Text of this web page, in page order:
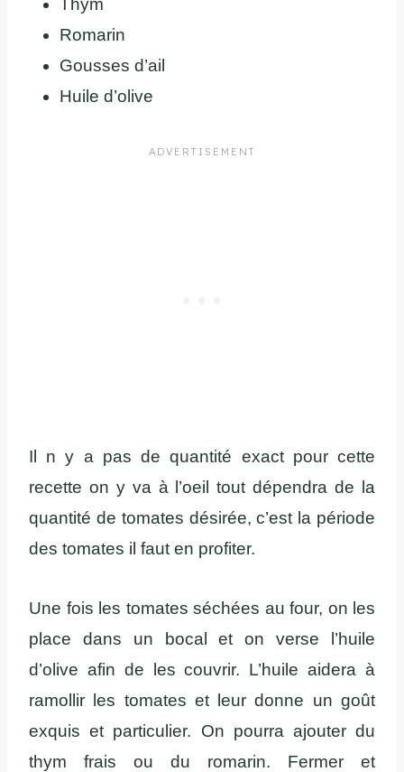
Thym
Romarin
Gousses d’ail
Huile d’olive
Il n y a pas de quantité exact pour cette
recette on y va à l’oeil tout dépendra de la
quantité de tomates désirée, c’est la période
des tomates il faut en profiter.
Une fois les tomates séchées au four, on les
place dans un bocal et on verse l’huile
d’olive afin de les couvrir. L’huile aidera à
ramollir les tomates et leur donne un goût
exquis et particulier. On pourra ajouter du
thym frais ou du romarin. Fermer et